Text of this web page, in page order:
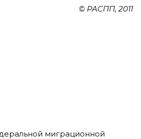
© РАСПП, 2011
миграционной